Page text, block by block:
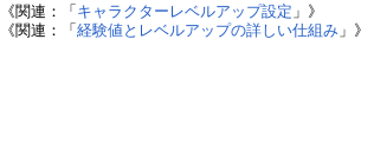
連：「 キャラクターレベルアップ設定 」》
連：「経験値とレベルアップの詳しい仕組み 」》